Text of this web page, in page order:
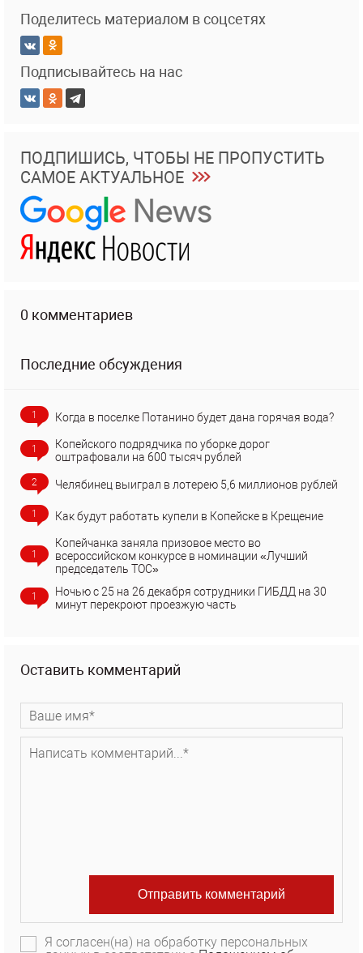
Поделитесь материалом в соцсетях
Подписывайтесь на нас
ПОДПИШИСЬ, ЧТОБЫ НЕ ПРОПУСТИТЬ
САМОЕ АКТУАЛЬНОЕ
0 комментариев
Последние обсуждения
1 Когда в поселке Потанино будет дана горячая вода?
1
Копейского подрядчика по уборке дорог
оштрафовали на 600 тысяч рублей
2 Челябинец выиграл в лотерею 5,6 миллионов рублей
1 Как будут работать купели в Копейске в Крещение
1
Копейчанка заняла призовое место во
всероссийском конкурсе в номинации «Лучший
председатель ТОС»
1
Ночью с 25 на 26 декабря сотрудники ГИБДД на 30
минут перекроют проезжую часть
Оставить комментарий
Я согласен(на) на обработку персональных